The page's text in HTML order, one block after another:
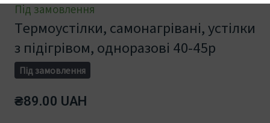
Під замовлення
Термоустілки, самонагрівані, устілки
з підігрівом, одноразові 40-45р
Під замовлення
₴89.00 UAH